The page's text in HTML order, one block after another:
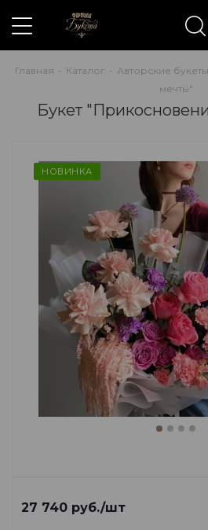
Главная - Каталог - Авторские букеты
мечты"
Букет
НОВИНКА
27 740 руб./шт